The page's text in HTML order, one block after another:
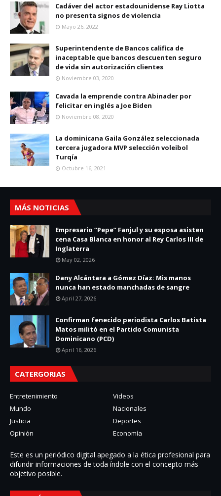
Cadáver del actor estadounidense Ray Liotta
no presenta signos de violencia
Mayo 26, 2022
Superintendente de Bancos califica de
inaceptable que bancos descuenten seguro
de vida sin autorización clientes
Noviembre 03, 2020
Cavada la emprende contra Abinader por
felicitar en inglés a Joe Biden
Noviembre 08, 2020
La dominicana Gaila González seleccionada
tercera jugadora MVP selección voleibol
Turqía
Octubre 16, 2021
MÁS NOTICIAS
Empresario “Pepe” Fanjul y su esposa asisten
cena Casa Blanca en honor al Rey Carlos III de
Inglaterra
May 02, 2026
Dany Alcántara a Gómez Díaz: Mis manos
nunca han estado manchadas de sangre
April 27, 2026
Confirman fenecido periodista Carlos Batista
Matos militó en el Partido Comunista
Dominicano (PCD)
April 16, 2026
CATERGORIAS
Entretenimiento
Videos
Mundo
Nacionales
Justicia
Deportes
Opinión
Economía
Este es un periódico digital apegado a la ética profesional para
difundir informaciones de toda í­ndole con el concepto más
objetivo posible.